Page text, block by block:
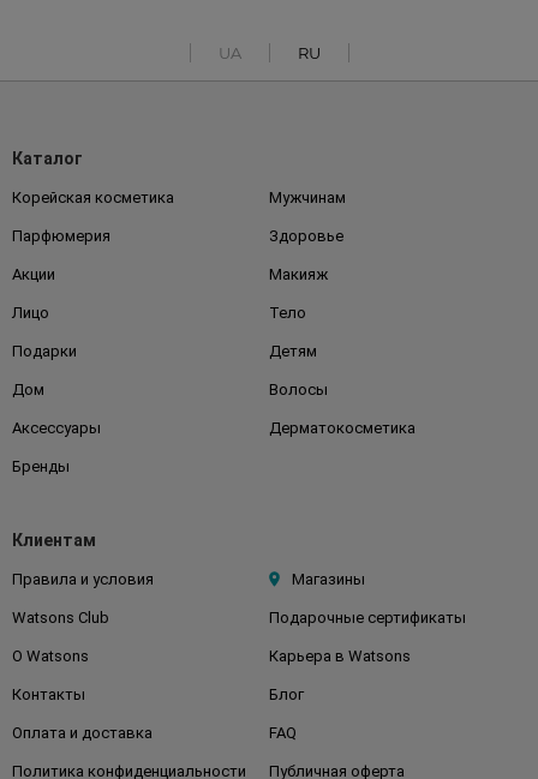
UA RU
Каталог
Корейская косметика Мужчинам
Парфюмерия Здоровье
Акции Макияж
Лицо Тело
Подарки Детям
Дом Волосы
Аксессуары Дерматокосметика
Бренды
Клиентам
Правила и условия Магазины
Watsons Club Подарочные сертификаты
О Watsons Карьера в Watsons
Контакты Блог
Оплата и доставка FAQ
Политика конфиденциальности Публичная оферта